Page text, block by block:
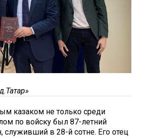
казаком не только среди
по войску был 87-летний
служивший в 28-й сотне. Его отец